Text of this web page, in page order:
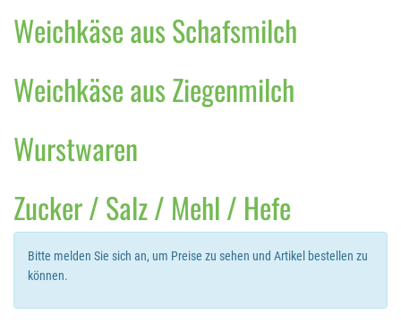
Weichkäse aus Schafsmilch
Weichkäse aus Ziegenmilch
Wurstwaren
Zucker / Salz / Mehl / Hefe
Bitte melden Sie sich an, um Preise zu sehen und Artikel bestellen zu
können.